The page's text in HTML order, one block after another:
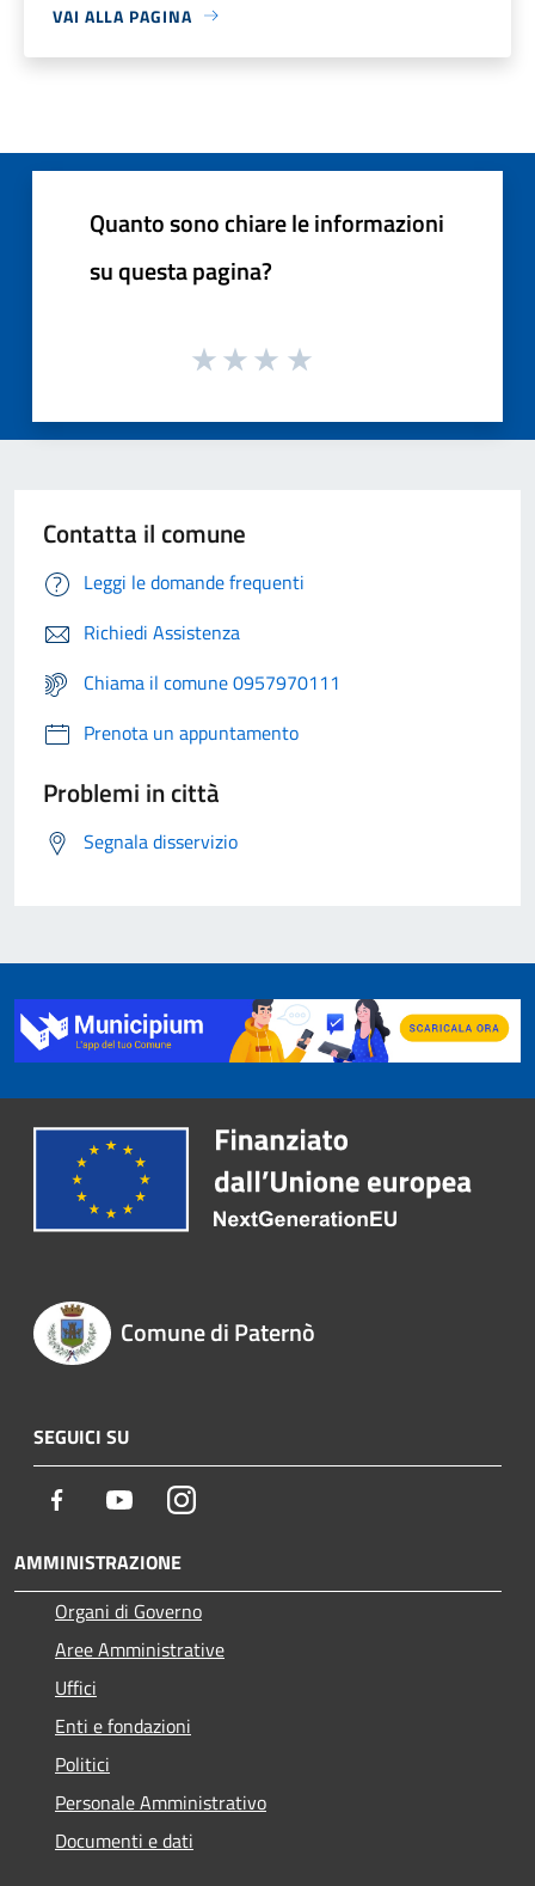
VAI ALLA PAGINA
Quanto sono chiare le informazioni
su questa pagina?
Contatta il comune
Leggi le domande frequenti
Richiedi Assistenza
Chiama il comune 0957970111
Prenota un appuntamento
Problemi in città
Segnala disservizio
Comune di Paternò
SEGUICI SU
Facebook YoutubeInstagram
AMMINISTRAZIONE
Organi di Governo
Aree Amministrative
Uffici
Enti e fondazioni
Politici
Personale Amministrativo
Documenti e dati